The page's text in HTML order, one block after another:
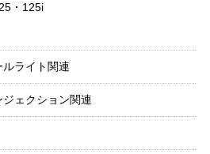
・125i
ライト関連
ェクション関連